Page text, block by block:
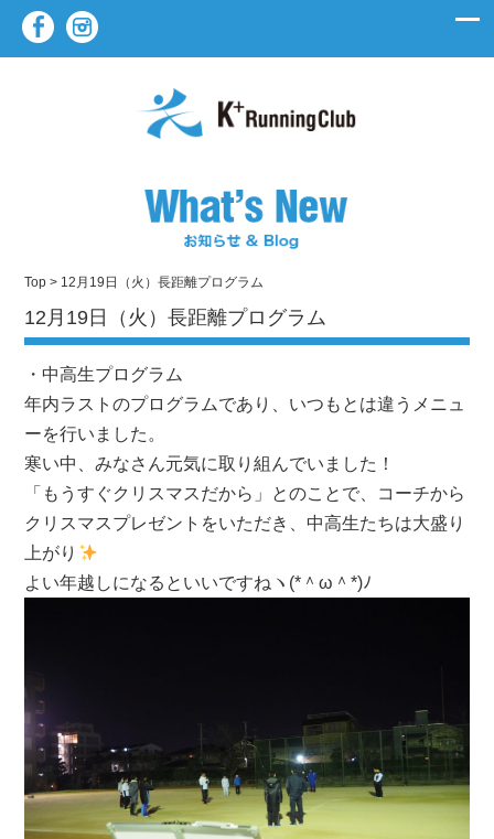
Top > 12月19日（火）長距離プログラム
12月19日（火）長距離プログラム
・中高生プログラム
年内ラストのプログラムであり、いつもとは違うメニュ
ーを行いました。
寒い中、みなさん元気に取り組んでいました！
「もうすぐクリスマスだから」とのことで、コーチから
クリスマスプレゼントをいただき、中高生たちは大盛り
上がり
よい年越しになるといいですねヽ(*＾ω＾*)ﾉ